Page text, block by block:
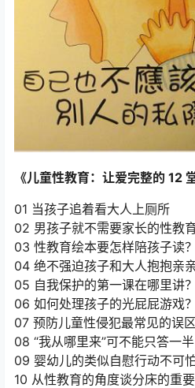
《儿童性教育：让爱完整的 12
01 当孩子追着看大人上厕所
02 男孩子就不需要家长的性教育
03 性教育绘本要怎样陪孩子读？
04 绝不强迫孩子和大人抱抱亲
05 自我保护的第一课在哪里讲？
06 如何处理孩子的光屁屁游戏？
07 预防儿童性侵犯最常见的误区
08 “我从哪里来”可不能只答一半
09 婴幼儿的类似自慰行动不可
10 从性教育的角度谈分床的重